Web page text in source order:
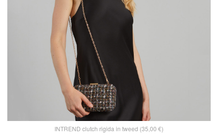
INTREND clutch rigida in tweed (35,00 €)